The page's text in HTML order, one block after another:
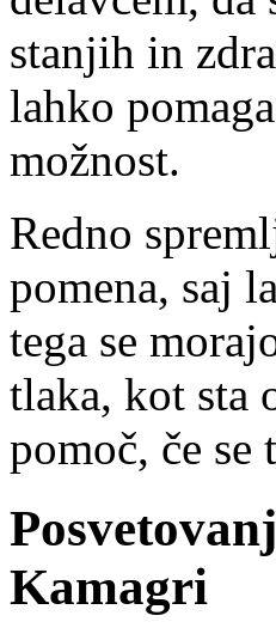
stanjih in
lahko
možnost.
Redno
pomena, saj
tega se
tlaka, kot sta
pomoč, če
Kamagri